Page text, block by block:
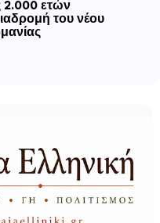
2.000 ετών
του νέου